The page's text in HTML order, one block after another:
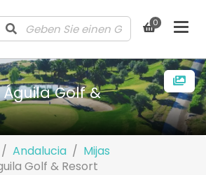
0
Golf &
Andalucia
Mijas
Golf & Resort